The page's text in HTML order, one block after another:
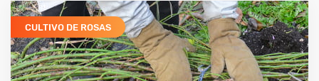
CULTIVO DE ROSAS